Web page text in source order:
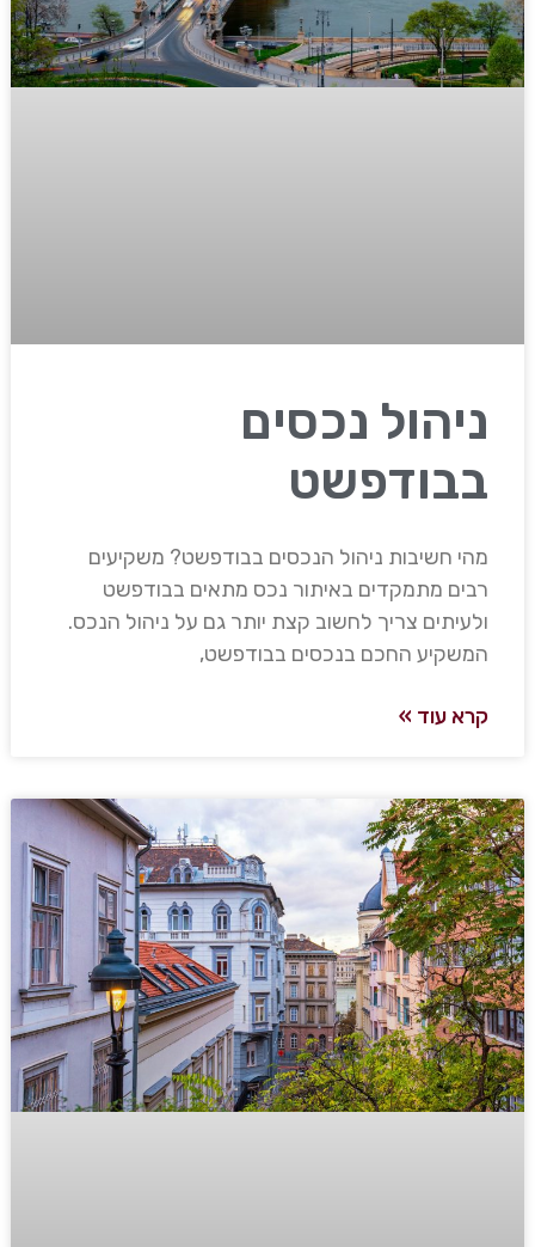
ניהול נכסים
בבודפשט
מהי חשיבות ניהול הנכסים בבודפשט? משקיעים
רבים מתמקדים באיתור נכס מתאים בבודפשט
ולעיתים צריך לחשוב קצת יותר גם על ניהול הנכס.
המשקיע החכם בנכסים בבודפשט,
קרא עוד »